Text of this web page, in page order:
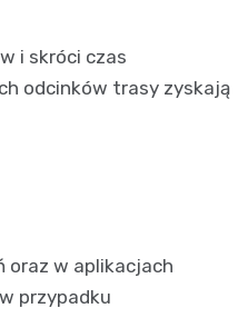
i skróci czas
odcinków trasy zyskają
oraz w aplikacjach
przypadku